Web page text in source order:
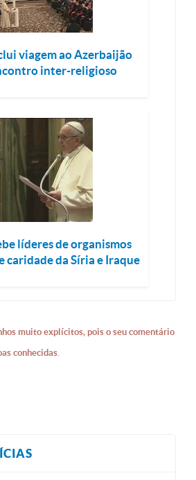
viagem ao Azerbaijão
inter-religioso
líderes de organismos
caridade da Síria e Iraque
muito explícitos, pois o seu comentário
conhecidas.